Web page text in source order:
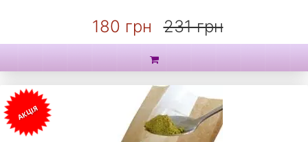
180 грн 231 грн
АКЦІЯ